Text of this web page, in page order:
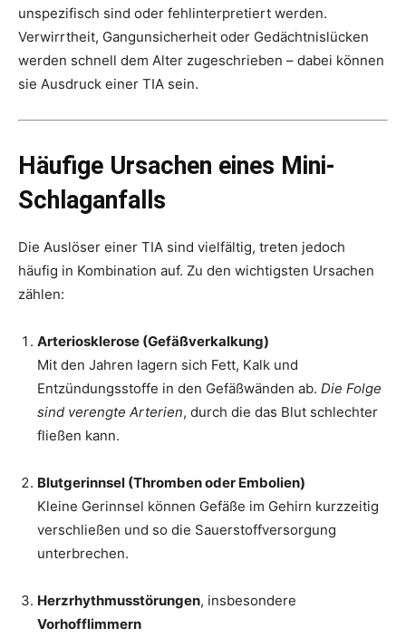
unspezifisch sind oder fehlinterpretiert werden.
Verwirrtheit, Gangunsicherheit oder Gedächtnislücken
werden schnell dem Alter zugeschrieben – dabei können
sie Ausdruck einer TIA sein.
Häufige Ursachen eines Mini-
Schlaganfalls
Die Auslöser einer TIA sind vielfältig, treten jedoch
häufig in Kombination auf. Zu den wichtigsten Ursachen
zählen:
Arteriosklerose (Gefäßverkalkung)
Mit den Jahren lagern sich Fett, Kalk und
Entzündungsstoffe in den Gefäßwänden ab. Die Folge
sind verengte Arterien, durch die das Blut schlechter
fließen kann.
Blutgerinnsel (Thromben oder Embolien)
Kleine Gerinnsel können Gefäße im Gehirn kurzzeitig
verschließen und so die Sauerstoffversorgung
unterbrechen.
Herzrhythmusstörungen, insbesondere
Vorhofflimmern